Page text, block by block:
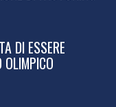
DI ESSERE
OLIMPICO